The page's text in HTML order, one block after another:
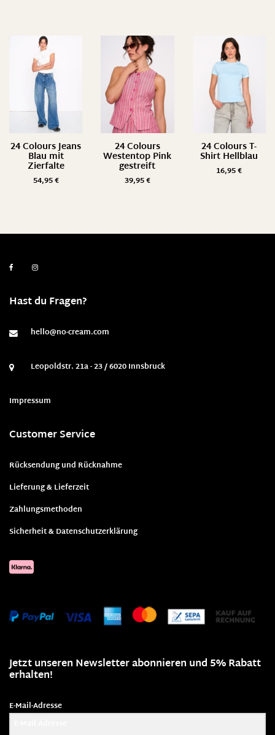
24 Colours Jeans
Blau mit
Zierfalte
54,95€
24 Colours
Westentop Pink
gestreift
39,95€
24 Colours T-
Shirt Hellblau
16,95€
Hast du Fragen?
hello@no-cream.com
Leopoldstr. 21a - 23 / 6020 Innsbruck
Impressum
Customer Service
Rücksendung und Rücknahme
Lieferung & Lieferzeit
Zahlungsmethoden
Sicherheit & Datenschutzerklärung
Jetzt unseren Newsletter abonnieren und 5% Rabatt
erhalten!
E-Mail-Adresse